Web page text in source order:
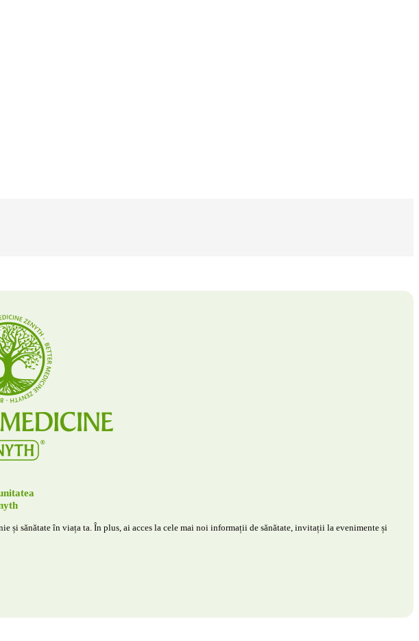
și sănătate în viața ta. În plus, ai acces la cele mai noi informații de sănătate, invitații la evenimente și